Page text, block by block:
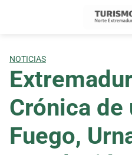
NOTICIAS
Crónica de
Fuego,